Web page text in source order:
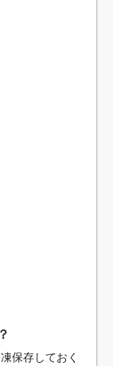
保存しておく